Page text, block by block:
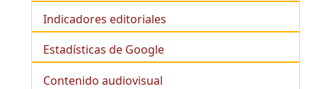
Indicadores editoriales
Estadísticas de Google
Contenido audiovisual